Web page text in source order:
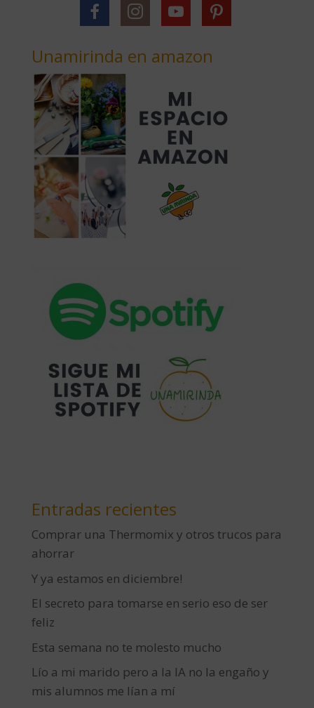
Unamirinda en amazon
Entradas recientes
Comprar una Thermomix y otros trucos para
ahorrar
Y ya estamos en diciembre!
El secreto para tomarse en serio eso de ser
feliz
Esta semana no te molesto mucho
Lío a mi marido pero a la IA no la engaño y
mis alumnos me lían a mí